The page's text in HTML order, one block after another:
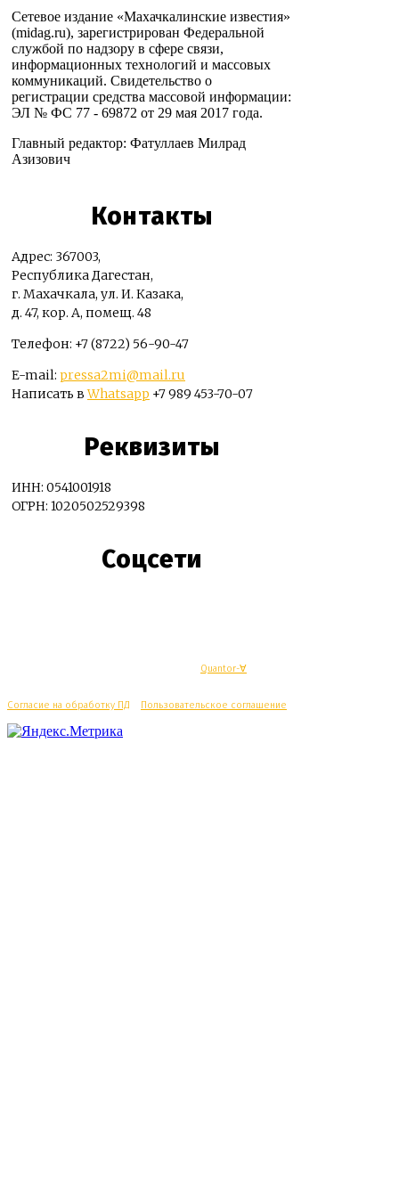
Сетевое издание «Махачкалинские известия»
(midag.ru), зарегистрирован Федеральной
службой по надзору в сфере связи,
информационных технологий и массовых
коммуникаций. Свидетельство о
регистрации средства массовой информации:
ЭЛ № ФС 77 - 69872 от 29 мая 2017 года.
Главный редактор: Фатуллаев Милрад
Азизович
Контакты
Адрес: 367003,
Республика Дагестан,
г. Махачкала, ул. И. Казака,
д. 47, кор. А, помещ. 48
Телефон: +7 (8722) 56-90-47
E-mail: pressa2mi@mail.ru
Написать вWhatsapp +7 989 453-70-07
Реквизиты
ИНН: 0541001918
ОГРН: 1020502529398
Соцсети
Quantor-∀
Согласие на обработку ПД Пользовательское соглашение